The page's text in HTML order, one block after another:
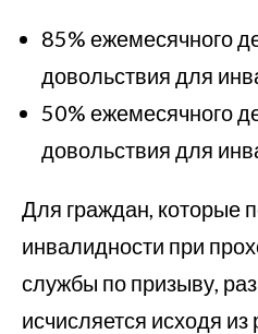
85% ежемесячного
довольствия для
50% ежемесячного
довольствия для
Для граждан, которые
инвалидности при
службы по призыву,
исчисляется исходя